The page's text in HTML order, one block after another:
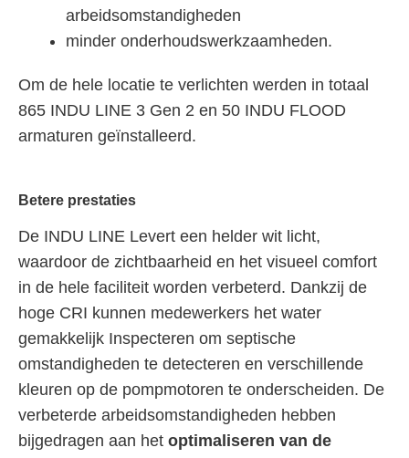
arbeidsomstandigheden
minder onderhoudswerkzaamheden.
Om de hele locatie te verlichten werden in totaal
865 INDU LINE 3 Gen 2 en 50 INDU FLOOD
armaturen geïnstalleerd.
Betere prestaties
De INDU LINE Levert een helder wit licht,
waardoor de zichtbaarheid en het visueel comfort
in de hele faciliteit worden verbeterd. Dankzij de
hoge CRI kunnen medewerkers het water
gemakkelijk Inspecteren om septische
omstandigheden te detecteren en verschillende
kleuren op de pompmotoren te onderscheiden. De
verbeterde arbeidsomstandigheden hebben
bijgedragen aan het optimaliseren van de